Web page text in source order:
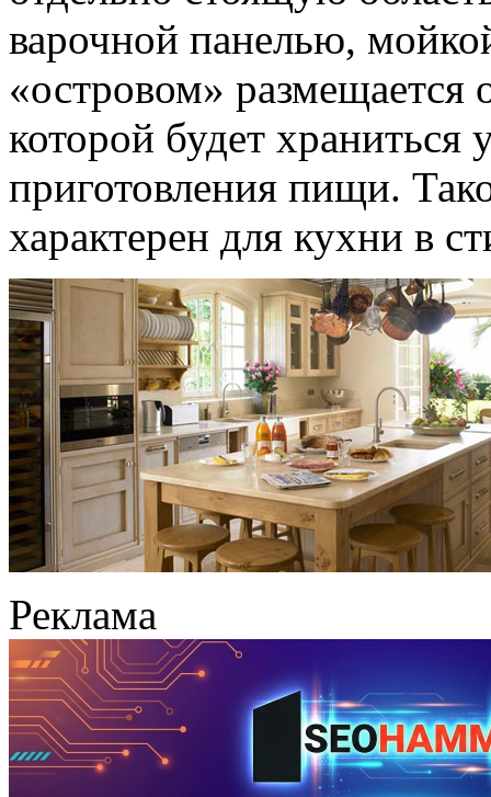
варочной панелью,
«островом» размещается
которой будет храниться
приготовления пищи.
характерен для кухни в
Реклама